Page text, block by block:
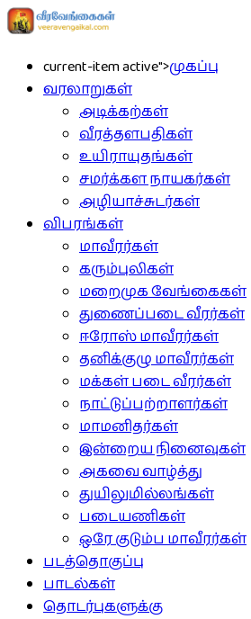
current-item active">முகப்பு
வரலாறுகள்
அடிக்கற்கள்
வீரத்தளபதிகள்
உயிராயுதங்கள்
சமர்க்கள நாயகர்கள்
அழியாச்சுடர்கள்
விபரங்கள்
மாவீரர்கள்
கரும்புலிகள்
மறைமுக வேங்கைகள்
துணைப்படை வீரர்கள்
ஈரோஸ் மாவீரர்கள்
தனிக்குழு மாவீரர்கள்
மக்கள் படை வீரர்கள்
நாட்டுப்பற்றாளர்கள்
மாமனிதர்கள்
இன்றைய நினைவுகள்
அகவை வாழ்த்து
துயிலுமில்லங்கள்
படையணிகள்
ஒரே குடும்ப மாவீரர்கள்
படத்தொகுப்பு
பாடல்கள்
தொடர்புகளுக்கு